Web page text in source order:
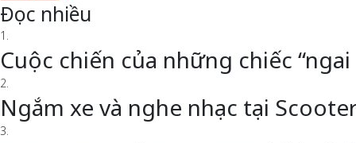
Đọc nhiều
1.
Cuộc chiến của những chiếc
2.
Ngắm xe và nghe nhạc tại
3.